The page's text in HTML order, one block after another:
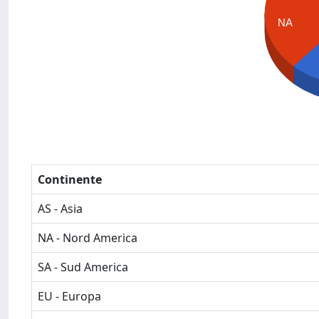
NA
Continente
AS - Asia
NA - Nord America
SA - Sud America
EU - Europa